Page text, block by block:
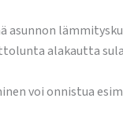
asunnon
alakautta
voi onnistua